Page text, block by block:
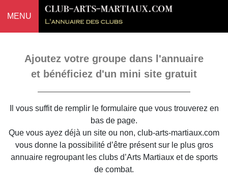
MENU
Ajoutez votre groupe dans l'annuaire
et bénéficiez d'un mini site gratuit
Il vous suffit de remplir le formulaire que vous trouverez en
bas de page.
Que vous ayez déjà un site ou non, club-arts-martiaux.com
vous donne la possibilité d’être présent sur le plus gros
annuaire regroupant les clubs d’Arts Martiaux et de sports
de combat.